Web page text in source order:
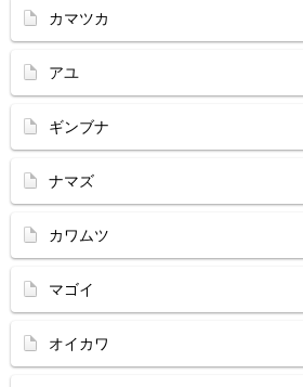
カマツカ
アユ
ギンブナ
ナマズ
カワムツ
マゴイ
オイカワ